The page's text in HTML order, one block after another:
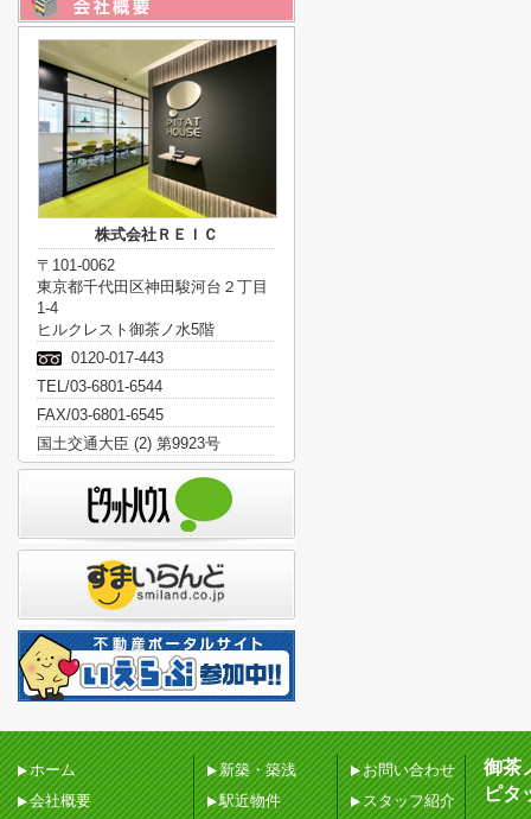
株式会社ＲＥＩＣ
〒101-0062
東京都千代田区神田駿河台２丁目
1-4
ヒルクレスト御茶ノ水5階
0120-017-443
TEL/03-6801-6544
FAX/03-6801-6545
国土交通大臣 (2) 第9923号
ホーム
会社概要
新築・築浅
駅近物件
お問い合わせ
スタッフ紹介
御茶
ピタ